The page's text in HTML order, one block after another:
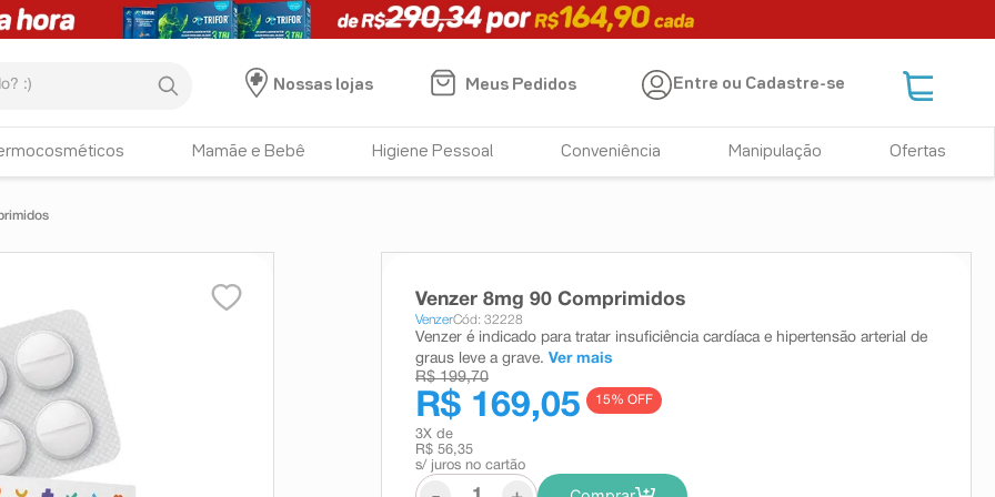
Nossas lojas
Meus Pedidos Entre ou Cadastre-se
Mamãe e Bebê Higiene Pessoal Conveniência Manipulação Ofertas
Venzer 8mg 90 Comprimidos
VenzerCód: 32228
Venzer é indicado para tratar insuficiência cardíaca e hipertensão arterial de
graus leve a grave. Ver mais
R$ 199,70
R$ 169,05 15% OFF
3X de
R$ 56,35
s/ juros no cartão